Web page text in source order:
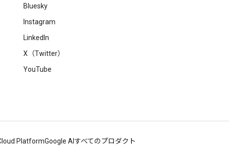
Bluesky
Instagram
LinkedIn
X（Twitter）
YouTube
PlatformGoogle AI すべてのプロダクト